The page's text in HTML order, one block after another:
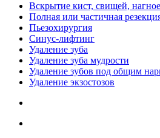
Вскрытие кист, свищей,
Полная или частичная
Пьезохирургия
Синус-лифтинг
Удаление зуба
Удаление зуба мудрости
Удаление зубов под общим
Удаление экзостозов